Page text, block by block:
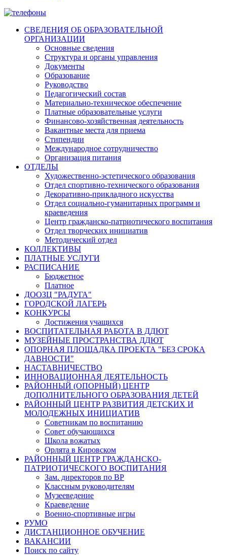
СВЕДЕНИЯ ОБ ОБРАЗОВАТЕЛЬНОЙ
ОРГАНИЗАЦИИ
Основные сведения
Структура и органы управления
Документы
Образование
Руководство
Педагогический состав
Материально-техническое обеспечение
Платные образовательные услуги
Финансово-хозяйственная деятельность
Вакантные места для приема
Стипендии
Международное сотрудничество
Организация питания
ОТДЕЛЫ
Художественно-эстетического образования
Отдел спортивно-технического образования
Декоративно-прикладного искусства
Отдел социально-гуманитарных программ и
краеведения
Центр гражданско-патриотического воспитания
Отдел творческих инициатив
Методический отдел
КОЛЛЕКТИВЫ
ПЛАТНЫЕ УСЛУГИ
РАСПИСАНИЕ
Бюджетное
Платное
ДООЗЦ "РАДУГА"
ГОРОДСКОЙ ЛАГЕРЬ
КОНКУРСЫ
Достижения учащихся
ВОСПИТАТЕЛЬНАЯ РАБОТА В ДДЮТ
МУЗЕЙНЫЕ ПРОСТРАНСТВА ДДЮТ
ОПОРНАЯ ПЛОЩАДКА ПРОЕКТА "БЕЗ СРОКА
ДАВНОСТИ"
НАСТАВНИЧЕСТВО
ИННОВАЦИОННАЯ ДЕЯТЕЛЬНОСТЬ
РАЙОННЫЙ (ОПОРНЫЙ) ЦЕНТР
ДОПОЛНИТЕЛЬНОГО ОБРАЗОВАНИЯ ДЕТЕЙ
РАЙОННЫЙ ЦЕНТР РАЗВИТИЯ ДЕТСКИХ И
МОЛОДЕЖНЫХ ИНИЦИАТИВ
Советникам по воспитанию
Совет обучающихся
Школа вожатых
Орлята в Кировском
РАЙОННЫЙ ЦЕНТР ГРАЖДАНСКО-
ПАТРИОТИЧЕСКОГО ВОСПИТАНИЯ
Зам. директоров по ВР
Классным руководителям
Музееведение
Краеведение
Военно-спортивные игры
РУМО
ДИСТАНЦИОННОЕ ОБУЧЕНИЕ
ВАКАНСИИ
Поиск по сайту